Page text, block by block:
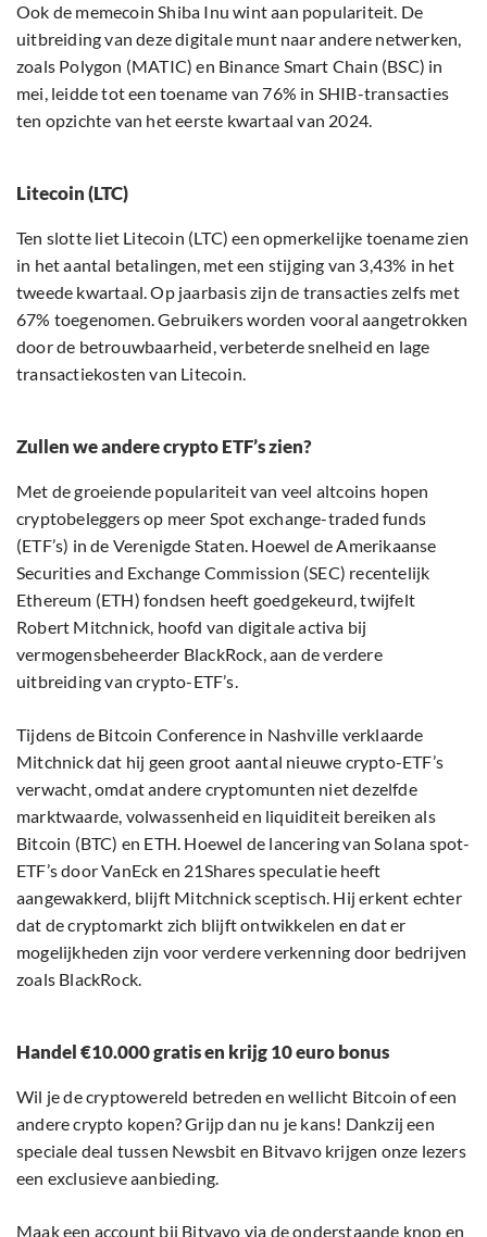
Ook de memecoin Shiba Inu wint aan populariteit. De
uitbreiding van deze digitale munt naar andere netwerken,
zoals Polygon (MATIC) en Binance Smart Chain (BSC) in
mei, leidde tot een toename van 76% in SHIB-transacties
ten opzichte van het eerste kwartaal van 2024.
Litecoin (LTC)
Ten slotte liet Litecoin (LTC) een opmerkelijke toename zien
in het aantal betalingen, met een stijging van 3,43% in het
tweede kwartaal. Op jaarbasis zijn de transacties zelfs met
67% toegenomen. Gebruikers worden vooral aangetrokken
door de betrouwbaarheid, verbeterde snelheid en lage
transactiekosten van Litecoin.
Zullen we andere crypto ETF’s zien?
Met de groeiende populariteit van veel altcoins hopen
cryptobeleggers op meer Spot exchange-traded funds
(ETF’s) in de Verenigde Staten. Hoewel de Amerikaanse
Securities and Exchange Commission (SEC) recentelijk
Ethereum (ETH) fondsen heeft goedgekeurd, twijfelt
Robert Mitchnick, hoofd van digitale activa bij
vermogensbeheerder BlackRock, aan de verdere
uitbreiding van crypto-ETF’s.
Tijdens de Bitcoin Conference in Nashville verklaarde
Mitchnick dat hij geen groot aantal nieuwe crypto-ETF’s
verwacht, omdat andere cryptomunten niet dezelfde
marktwaarde, volwassenheid en liquiditeit bereiken als
Bitcoin (BTC) en ETH. Hoewel de lancering van Solana spot-
ETF’s door VanEck en 21Shares speculatie heeft
aangewakkerd, blijft Mitchnick sceptisch. Hij erkent echter
dat de cryptomarkt zich blijft ontwikkelen en dat er
mogelijkheden zijn voor verdere verkenning door bedrijven
zoals BlackRock.
Handel €10.000 gratis en krijg 10 euro bonus
Wil je de cryptowereld betreden en wellicht Bitcoin of een
andere crypto kopen? Grijp dan nu je kans! Dankzij een
speciale deal tussen Newsbit en Bitvavo krijgen onze lezers
een exclusieve aanbieding.
Maak een account bij Bitvavo via de onderstaande knop en